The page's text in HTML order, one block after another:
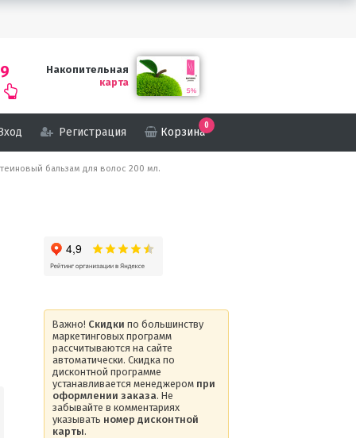
Накопительная
карта
Регистрация Корзина
0
бальзам для волос 200 мл.
Важно! Скидки по большинству
маркетинговых программ
рассчитываются на сайте
автоматически. Скидка по
дисконтной программе
устанавливается менеджером при
оформлении заказа. Не
забывайте в комментариях
указывать номер дисконтной
карты.